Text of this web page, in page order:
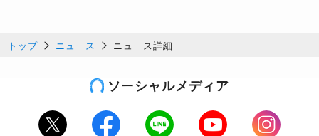
トップ ニュース ニュース詳細
ソーシャルメディア